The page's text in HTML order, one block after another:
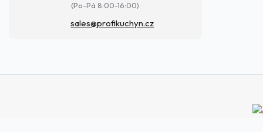
(Po-Pá 8:00-16:00)
sales@profikuchyn.cz